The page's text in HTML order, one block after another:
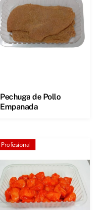
Pechuga de Pollo
Empanada
Profesional